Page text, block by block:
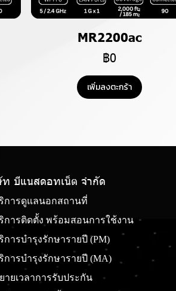
MR2200ac
฿0
เพิ่มลงตะกร้า
บีแนสดอทเน็ต จํากัด
ริการดูแลนอกสถานที่
ริการติดตั้ง พร้อมสอนการใช้งาน
ริการบำรุงรักษารายปี (PM)
ริการบำรุงรักษารายปี (MA)
ยายเวลาการรับประกัน